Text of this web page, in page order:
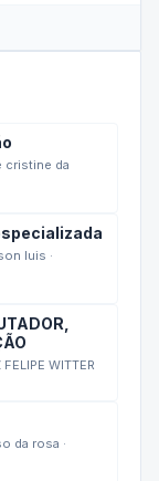
da
luis ·
WITTER
da rosa ·